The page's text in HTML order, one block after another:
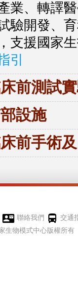
業、轉譯
驗開發、
支援國家
引
床前測試
設施
床前手術
聯絡我們
交通
生物模式中心版權